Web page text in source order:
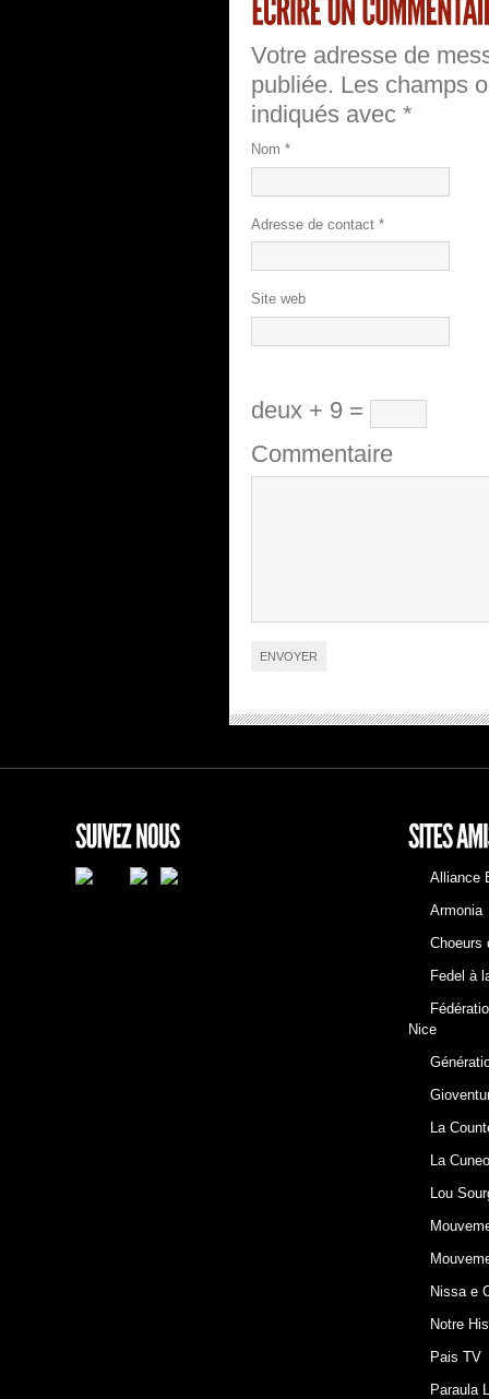
Votre adresse de
publiée. Les champs
indiqués avec *
Nom *
Adresse de contact *
Site web
deux + 9 =
Commentaire
Alliance
Armonia
Choeurs
Fedel à
Nice
La
La
Lou
Nissa e
Notre
Pais TV
Paraula